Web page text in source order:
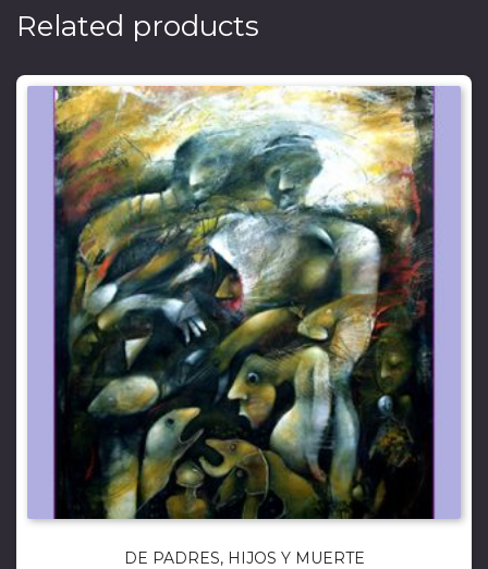
Related products
DE PADRES, HIJOS Y MUERTE